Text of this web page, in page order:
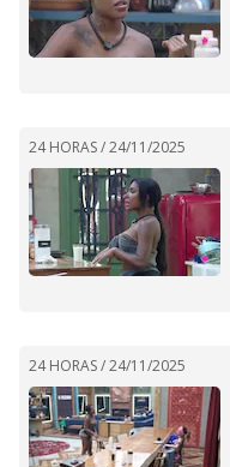
24 HORAS /24/11/2025
24 HORAS /24/11/2025